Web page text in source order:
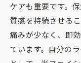
ケアも重要です。
質感を持続させる
痛みが少なく、即
ています。自分の